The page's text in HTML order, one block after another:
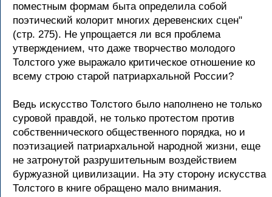
поместным формам быта определила собой
поэтический колорит многих деревенских сцен"
(стр. 275). Не упрощается ли вся проблема
утверждением, что даже творчество молодого
Толстого уже выражало критическое отношение ко
всему строю старой патриархальной России?
Ведь искусство Толстого было наполнено не только
суровой правдой, не только протестом против
собственнического общественного порядка, но и
поэтизацией патриархальной народной жизни, еще
не затронутой разрушительным воздействием
буржуазной цивилизации. На эту сторону искусства
Толстого в книге обращено мало внимания.